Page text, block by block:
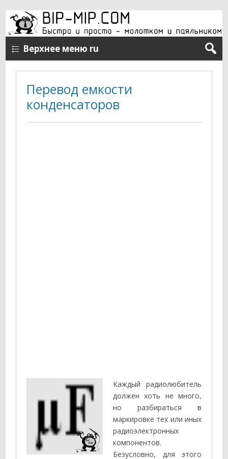
Верхнее меню ru
Перевод емкости
конденсаторов
Каждый радиолюбитель
должен хоть не много,
но разбираться в
маркировке тех или иных
радиоэлектронных
компонентов.
Безусловно, для этого